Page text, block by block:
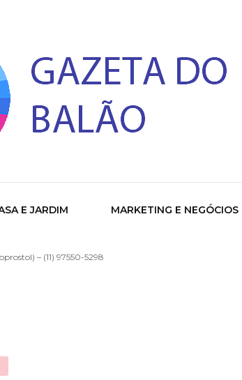
Balao
E JARDIM MARKETING E NEGÓCIOS
– (11) 97550-5298